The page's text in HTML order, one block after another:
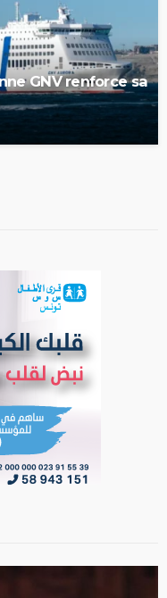
GNV renforce sa